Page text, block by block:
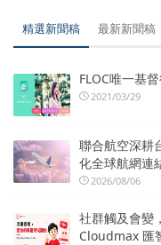
精選新聞稿 最新新聞稿
FLOC唯一基
2021/03/29
聯合航空深耕
化全球航網連
2026/08/06
社群觸及會變
Cloudmax 匯